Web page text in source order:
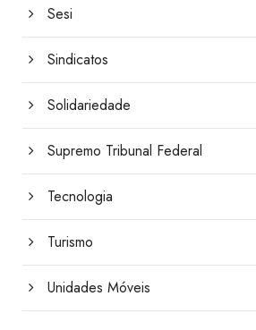
Sesi
Sindicatos
Solidariedade
Supremo Tribunal Federal
Tecnologia
Turismo
Unidades Móveis